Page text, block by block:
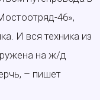
46»,
И вся техника из
на ж/д
– пишет